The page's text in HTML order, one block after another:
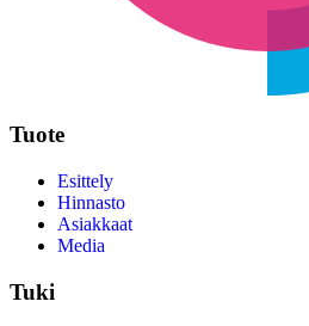
Tuote
Esittely
Hinnasto
Asiakkaat
Media
Tuki